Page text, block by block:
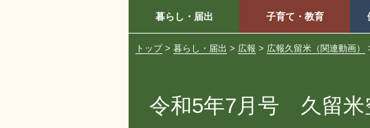
暮らし・届出 子育て・教育
トップ> 暮らし・届出 > 広報 > 広報久留米（関連動画）
令和5年7月号 久留米